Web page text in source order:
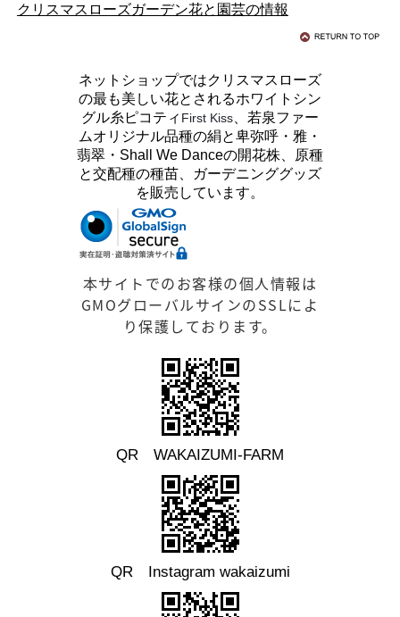
クリスマスローズガーデン花と園芸の情報
ネットショップではクリスマスローズ
の最も美しい花とされるホワイトシン
グル糸ピコティ First Kiss 、若泉ファー
ムオリジナル品種の絹と卑弥呼・雅・
翡翠・Shall We Danceの開花株、原種
と交配種の種苗、ガーデニンググッズ
を販売しています。
本サイトでのお客様の個人情報は
GMOグローバルサインのSSLによ
り保護しております。
QR WAKAIZUMI-FARM
QR Instagram wakaizumi